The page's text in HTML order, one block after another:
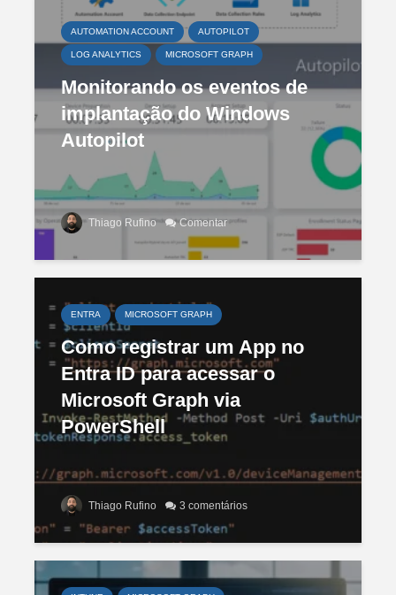
AUTOMATION ACCOUNT AUTOPILOT
LOG ANALYTICS MICROSOFT GRAPH
Monitorando os eventos de
implantação do Windows
Autopilot
Thiago Rufino Comentar
ENTRA MICROSOFT GRAPH
Como registrar um App no
Entra ID para acessar o
Microsoft Graph via
PowerShell
Thiago Rufino 3 comentários